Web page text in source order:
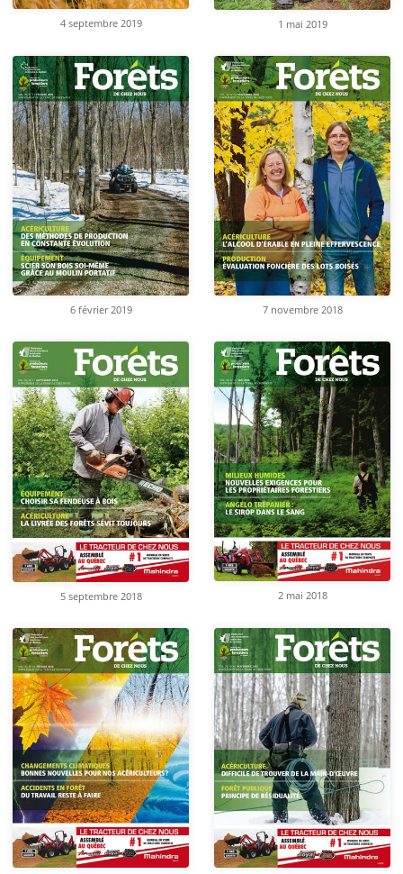
4 septembre 2019 1 mai 2019
6 février 2019 7 novembre 2018
5 septembre 2018 2 mai 2018